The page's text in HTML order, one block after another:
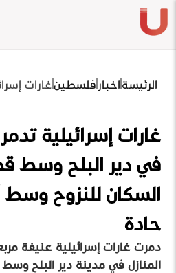
الرئيسةاخبار فلسطينغارات
غارات إسرائيلية
في دير البلح وسط
السكان للنزوح وسط
حادة
دمرت غارات إسرائيلية عنيفة
المنازل في مدينة دير البلح